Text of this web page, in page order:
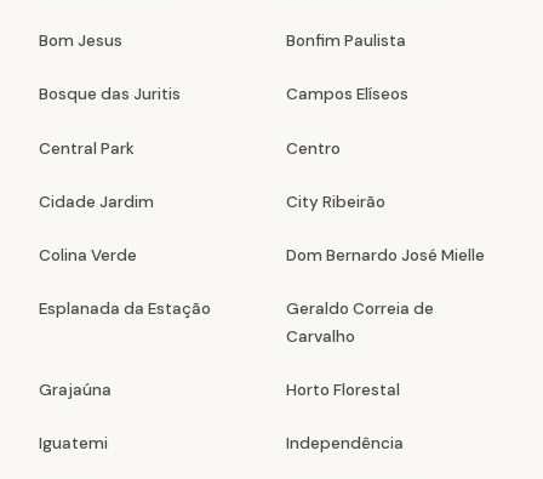
Bom Jesus Bonfim Paulista
Bosque das Juritis Campos Elíseos
Central Park Centro
Cidade Jardim City Ribeirão
Colina Verde Dom Bernardo José Mielle
Esplanada da Estação
Geraldo Correia de
Carvalho
Grajaúna Horto Florestal
Iguatemi Independência